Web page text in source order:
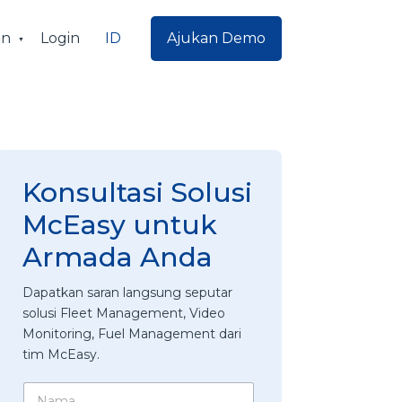
Login ID Ajukan Demo
Konsultasi Solusi
McEasy untuk
Armada Anda
Dapatkan saran langsung seputar
solusi Fleet Management, Video
Monitoring, Fuel Management dari
tim McEasy.
N